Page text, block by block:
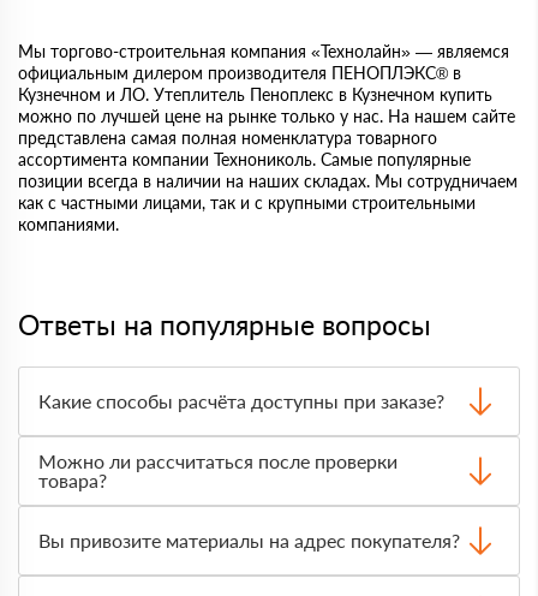
Мы торгово-строительная компания «Технолайн» — являемся
официальным дилером производителя ПЕНОПЛЭКС® в
Кузнечном и ЛО. Утеплитель Пеноплекс в Кузнечном купить
можно по лучшей цене на рынке только у нас. На нашем сайте
представлена самая полная номенклатура товарного
ассортимента компании Технониколь. Самые популярные
позиции всегда в наличии на наших складах. Мы сотрудничаем
как с частными лицами, так и с крупными строительными
компаниями.
Ответы на популярные вопросы
Какие способы расчёта доступны при заказе?
счёту. Точный формат оплаты менеджер согласует с
вами до отгрузки.
Можно ли рассчитаться после проверки
товара?
получения. Сначала вы принимаете материал,
проверяете количество и внешний вид, затем
оплачиваете.
Вы привозите материалы на адрес покупателя?